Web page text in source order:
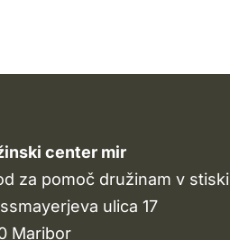
center mir
za pomoč družinam v stiski
ulica 17
Maribor